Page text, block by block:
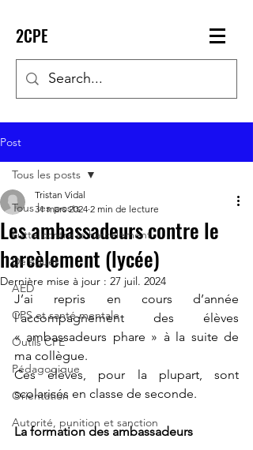
2CPE
Post
Tous les posts
Lutte contre le harcèlement
Délégués
AED
CPS et santé mentale
Outils CPE
Pédagogique
Orientation
Autorité, punition et sanction
Tous les posts
Les ambassadeurs contre le
harcèlement (lycée)
Tristan Vidal
31 mars 2024 2 min de lecture
Dernière mise à jour : 27 juil. 2024
J’ai repris en cours d’année
l’accompagnement des élèves
« ambassadeurs phare » à la suite de
ma collègue.
Ces élèves, pour la plupart, sont
scolarisés en classe de seconde.
La formation des ambassadeurs